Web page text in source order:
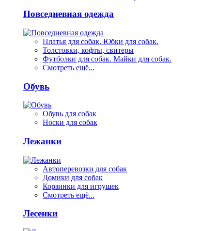
Повседневная одежда
Платья для собак. Юбки для собак.
Толстовки, кофты, свитеры
Футболки для собак. Майки для собак.
Смотреть ещё...
Обувь
Обувь для собак
Носки для собак
Лежанки
Автоперевозки для собак
Домики для собак
Корзинки для игрушек
Смотреть ещё...
Лесенки